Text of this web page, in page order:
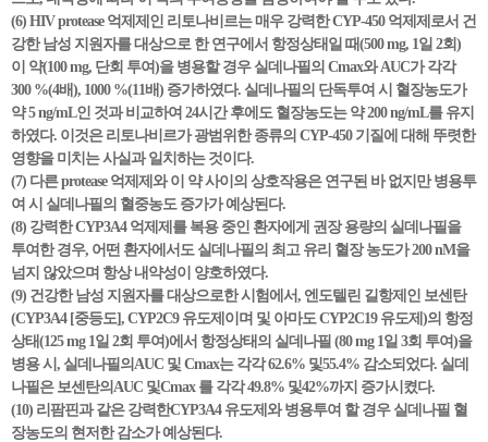
(6) HIV protease 억제제인 리토나비르는 매우 강력한 CYP-450 억제제로서 건
강한 남성 지원자를 대상으로 한 연구에서 항정상태일 때(500 mg, 1일 2회)
이 약(100 mg, 단회 투여)을 병용할 경우 실데나필의 Cmax와 AUC가 각각
300 %(4배), 1000 %(11배) 증가하였다. 실데나필의 단독투여 시 혈장농도가
약 5 ng/mL인 것과 비교하여 24시간 후에도 혈장농도는 약 200 ng/mL를 유지
하였다. 이것은 리토나비르가 광범위한 종류의 CYP-450 기질에 대해 뚜렷한
영향을 미치는 사실과 일치하는 것이다.
(7) 다른 protease 억제제와 이 약 사이의 상호작용은 연구된 바 없지만 병용투
여 시 실데나필의 혈중농도 증가가 예상된다.
(8) 강력한 CYP3A4 억제제를 복용 중인 환자에게 권장 용량의 실데나필을
투여한 경우, 어떤 환자에서도 실데나필의 최고 유리 혈장 농도가 200 nM을
넘지 않았으며 항상 내약성이 양호하였다.
(9) 건강한 남성 지원자를 대상으로한 시험에서, 엔도텔린 길항제인 보센탄
(CYP3A4 [중등도], CYP2C9 유도제이며 및 아마도 CYP2C19 유도제)의 항정
상태(125 mg 1일 2회 투여)에서 항정상태의 실데나필 (80 mg 1일 3회 투여)을
병용 시, 실데나필의AUC 및 Cmax는 각각 62.6% 및55.4% 감소되었다. 실데
나필은 보센탄의AUC 및Cmax 를 각각 49.8% 및42%까지 증가시켰다.
(10) 리팜핀과 같은 강력한CYP3A4 유도제와 병용투여 할 경우 실데나필 혈
장농도의 현저한 감소가 예상된다.